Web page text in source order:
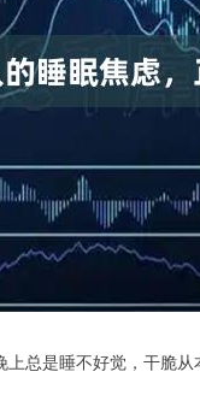
总是睡不好觉，干脆